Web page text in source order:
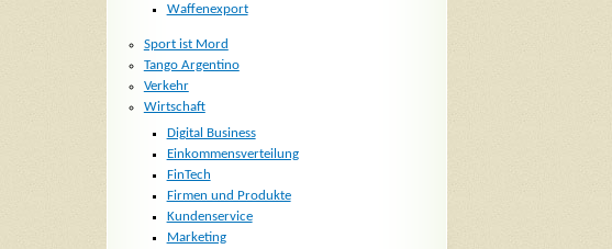
Waffenexport
Sport ist Mord
Tango Argentino
Verkehr
Wirtschaft
Digital Business
Einkommensverteilung
FinTech
Firmen und Produkte
Kundenservice
Marketing